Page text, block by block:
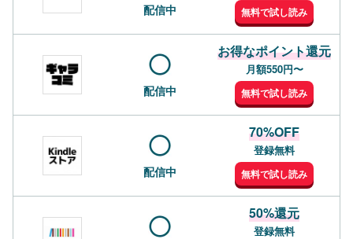
配信中 無料で試し読み
配信中
お得なポイント還元
月額550円〜
無料で試し読み
配信中
70%OFF
登録無料
無料で試し読み
50%還元
登録無料